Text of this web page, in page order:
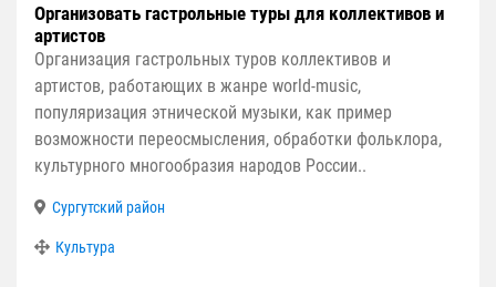
Организовать гастрольные туры для коллективов и
артистов
Организация гастрольных туров коллективов и
артистов, работающих в жанре world-music,
популяризация этнической музыки, как пример
возможности переосмысления, обработки фольклора,
культурного многообразия народов России..
Сургутский район
Культура